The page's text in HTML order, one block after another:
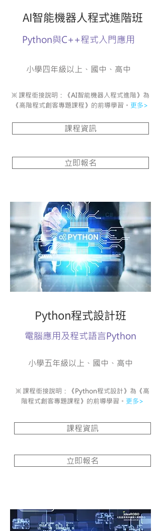
AI智能機器人程式進階班
Python與C++程式入門應用
小學四年級以上、國中、高中
※ 課程銜接說明：
《AI智能機器人程式進階》為
《高階程式創客專題課程》的前導學習。 更多>
課程資訊
立即報名
Python程式設計班
電腦應用及程式語言Python
小學五年級以上、國中、高中
※ 課程銜接說明：
《Python程式設計》為《高
階程式創客專題課程》的前導學習。 更多>
課程資訊
立即報名